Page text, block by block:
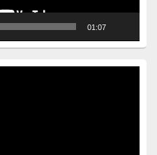
01:07